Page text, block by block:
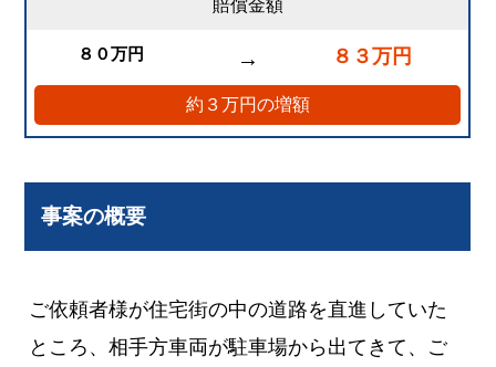
賠償金額
８０万円 → ８３万円
約３万円の増額
事案の概要
ご依頼者様が住宅街の中の道路を直進していた
ところ、相手方車両が駐車場から出てきて、ご